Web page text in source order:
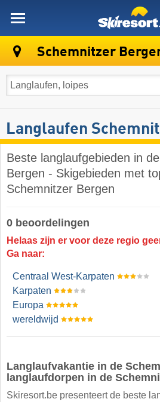
Schemnitzer
Langlaufen
Beste langlaufgebieden in
Bergen - Skigebieden met
Schemnitzer Bergen
0 beoordelingen
Helaas zijn er voor deze regio
Ga naar:
Centraal West-Karpaten
Karpaten
Europa
wereldwijd
Langlaufvakantie in de
langlaufdorpen in de
Skiresort.be presenteert de beste